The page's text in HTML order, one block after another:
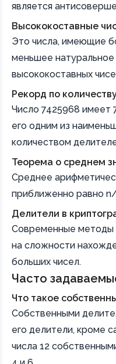
является
Высококоставные
Это числа, имеющие
меньшее
высококоставных
Рекорд по
Число 7425968 имеет
его одним из
количеством
Теорема о среднем
Среднее
приближенно равно
Делители в
Современные методы
на сложности
больших чисел.
Часто
Что такое
Собственными
его делители, кроме
числа 12